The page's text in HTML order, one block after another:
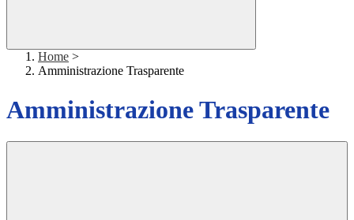
Home >
Amministrazione Trasparente
Amministrazione Trasparente